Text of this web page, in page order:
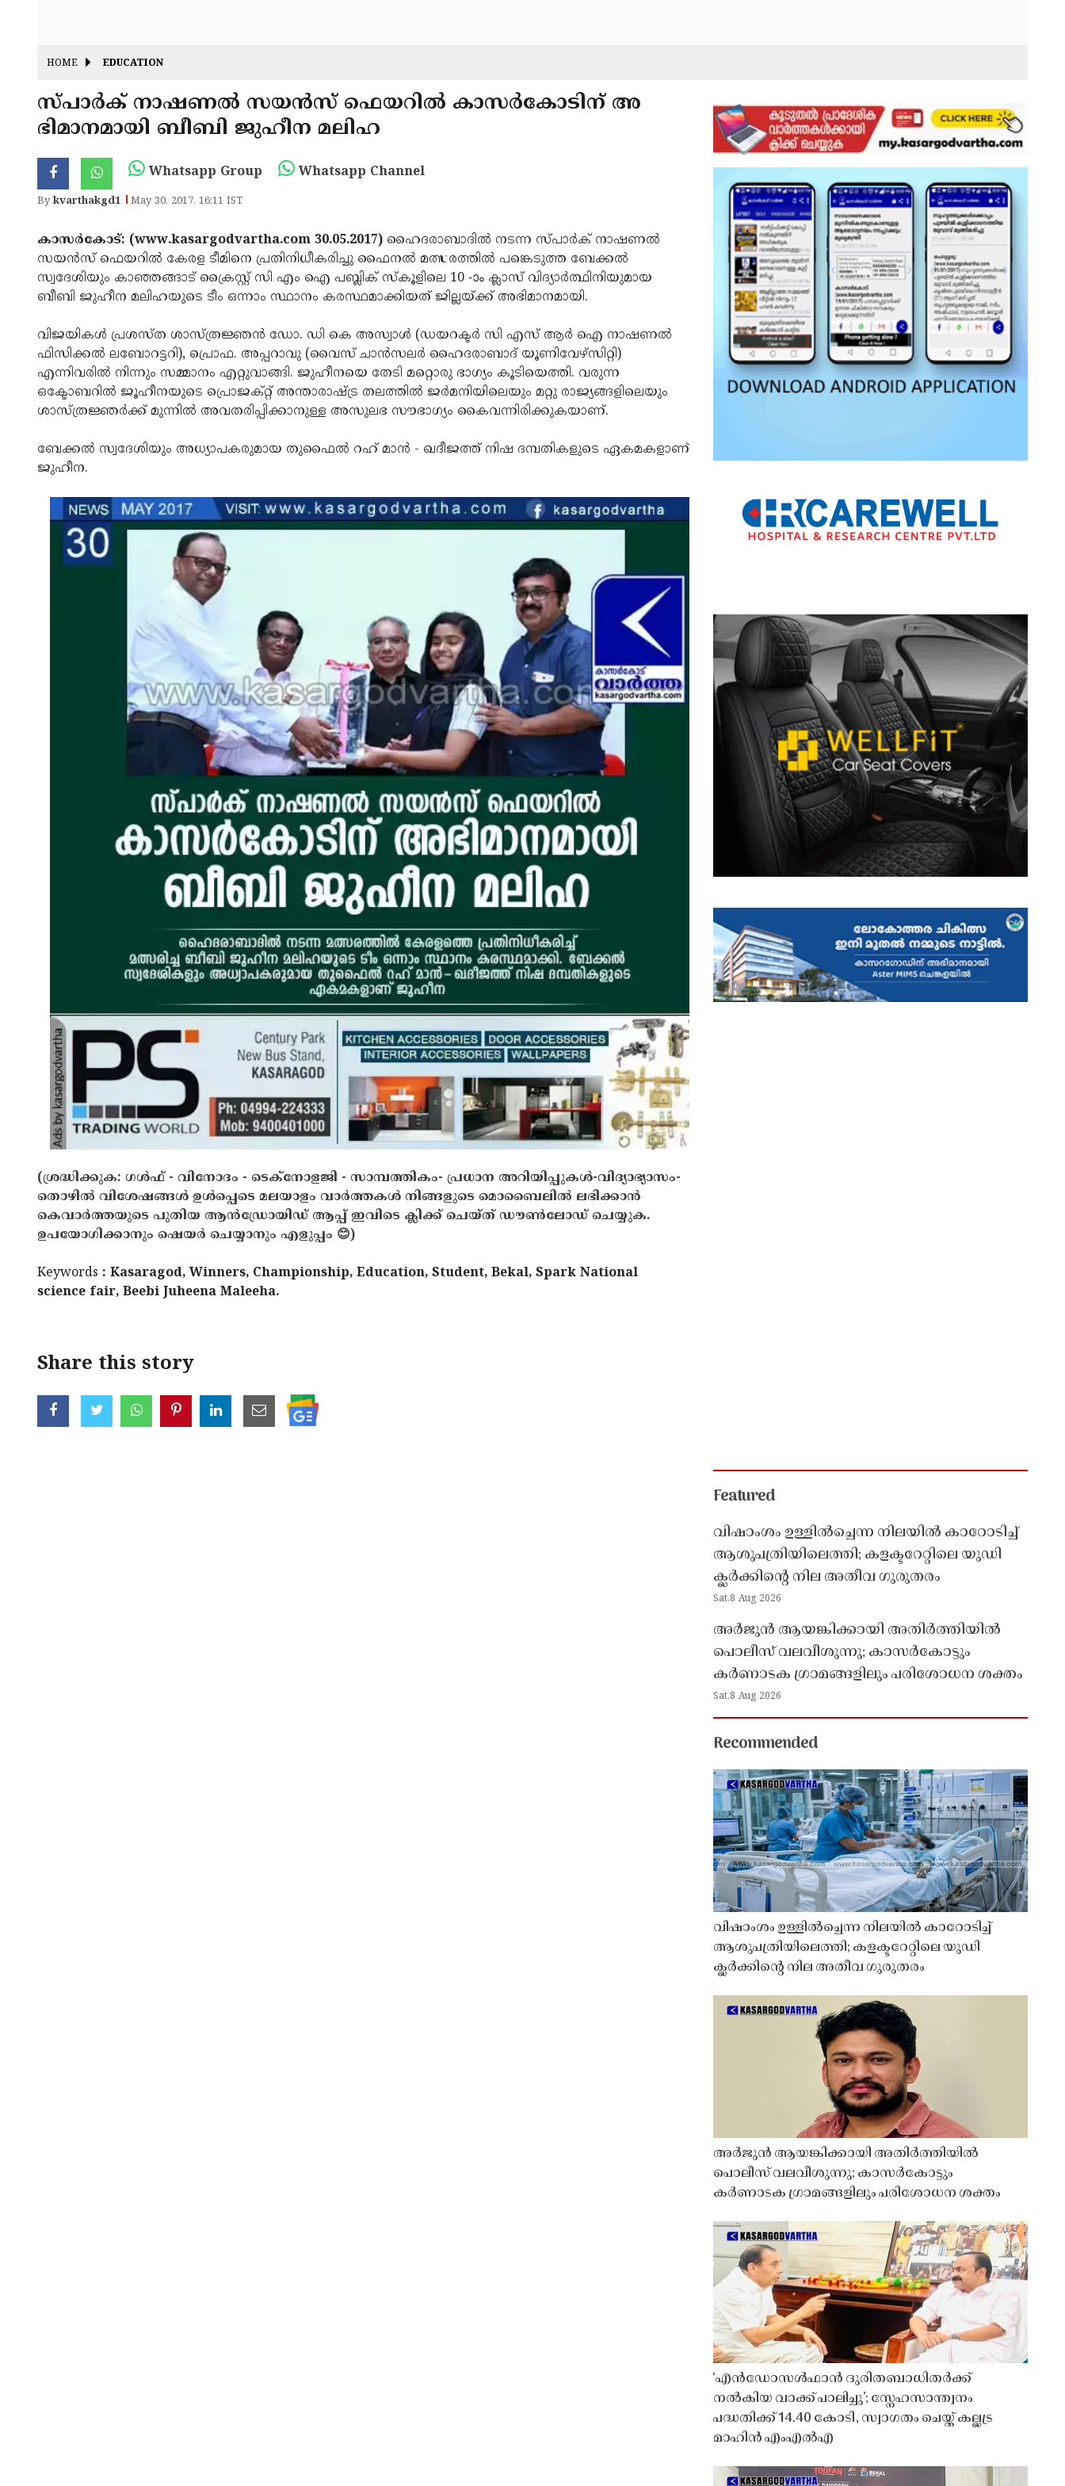
HOME EDUCATION
സ്പാര്‍ക് നാഷണല്‍ സയന്‍സ് ഫെയറില്‍ കാസര്‍കോടിന് അ
ഭിമാനമായി ബീബി ജുഹീന മലിഹ
Whatsapp Group Whatsapp Channel
Bykvarthakgd1 May 30, 2017, 16:11 IST
കാസര്‍കോട്: (www.kasargodvartha.com 30.05.2017) ഹൈദരാബാദില്‍ നടന്ന സ്പാര്‍ക് നാഷണല്‍
സയന്‍സ് ഫെയറില്‍ കേരള ടീമിനെ പ്രതിനിധീകരിച്ചു ഫൈനല്‍ മത്സരത്തില്‍ പങ്കെടുത്ത ബേക്കല്‍
സ്വദേശിയും കാഞ്ഞങ്ങാട് ക്രൈസ്റ്റ് സി എം ഐ പബ്ലിക് സ്‌കൂളിലെ 10 -ാം ക്ലാസ് വിദ്യാര്‍ത്ഥിനിയുമായ
ബീബി ജുഹീന മലിഹയുടെ ടീം ഒന്നാം സ്ഥാനം കരസ്ഥമാക്കിയത് ജില്ലയ്ക്ക് അഭിമാനമായി.
വിജയികള്‍ പ്രശസ്ത ശാസ്ത്രജ്ഞന്‍ ഡോ. ഡി കെ അസ്വാള്‍ (ഡയറക്ടര്‍ സി എസ് ആര്‍ ഐ നാഷണല്‍
ഫിസിക്കല്‍ ലബോറട്ടറി), പ്രൊഫ. അപ്പറാവു (വൈസ് ചാന്‍സലര്‍ ഹൈദരാബാദ് യൂണിവേഴ്‌സിറ്റി)
എന്നിവരില്‍ നിന്നും സമ്മാനം എറ്റുവാങ്ങി. ജുഹീനയെ തേടി മറ്റൊരു ഭാഗ്യം കൂടിയെത്തി. വരുന്ന
ഒക്ടോബറില്‍ ജൂഹീനയുടെ പ്രൊജക്റ്റ് അന്താരാഷ്ട്ര തലത്തില്‍ ജര്‍മനിയിലെയും മറ്റു രാജ്യങ്ങളിലെയും
ശാസ്ത്രജ്ഞര്‍ക്ക് മുന്നില്‍ അവതരിപ്പിക്കാനുള്ള അസുലഭ സൗഭാഗ്യം കൈവന്നിരിക്കുകയാണ്.
ബേക്കല്‍ സ്വദേശിയും അധ്യാപകരുമായ തുഫൈല്‍ റഹ് മാന്‍ - ഖദീജത്ത് നിഷ ദമ്പതികളുടെ ഏകമകളാണ്
ജുഹീന.
(ശ്രദ്ധിക്കുക: ഗൾഫ് - വിനോദം - ടെക്നോളജി - സാമ്പത്തികം- പ്രധാന അറിയിപ്പുകൾ-വിദ്യാഭ്യാസം-
തൊഴിൽ വിശേഷങ്ങൾ ഉൾപ്പെടെ മലയാളം വാർത്തകൾ നിങ്ങളുടെ മൊബൈലിൽ ലഭിക്കാൻ
കെവാർത്തയുടെ പുതിയ ആൻഡ്രോയിഡ് ആപ്പ് ഇവിടെ ക്ലിക്ക് ചെയ്ത് ഡൗൺലോഡ് ചെയ്യുക.
ഉപയോഗിക്കാനും ഷെയർ ചെയ്യാനും എളുപ്പം 😊)
Keywords : Kasaragod, Winners, Championship, Education, Student, Bekal, Spark National
science fair, Beebi Juheena Maleeha.
Share this story
Featured
വിഷാംശം ഉള്ളിൽച്ചെന്ന നിലയിൽ കാറോടിച്ച്
ആശുപത്രിയിലെത്തി; കളക്ടറേറ്റിലെ യുഡി
ക്ലർക്കിൻ്റെ നില അതീവ ഗുരുതരം
Sat,8 Aug 2026
അർജുൻ ആയങ്കിക്കായി അതിർത്തിയിൽ
പൊലീസ് വലവീശുന്നു; കാസർകോട്ടും
കർണാടക ഗ്രാമങ്ങളിലും പരിശോധന ശക്തം
Sat,8 Aug 2026
Recommended
വിഷാംശം ഉള്ളിൽച്ചെന്ന നിലയിൽ കാറോടിച്ച്
ആശുപത്രിയിലെത്തി; കളക്ടറേറ്റിലെ യുഡി
ക്ലർക്കിൻ്റെ നില അതീവ ഗുരുതരം
അർജുൻ ആയങ്കിക്കായി അതിർത്തിയിൽ
പൊലീസ് വലവീശുന്നു; കാസർകോട്ടും
കർണാടക ഗ്രാമങ്ങളിലും പരിശോധന ശക്തം
‘എൻഡോസൾഫാൻ ദുരിതബാധിതർക്ക്
നൽകിയ വാക്ക് പാലിച്ചു’; സ്നേഹസാന്ത്വനം
പദ്ധതിക്ക് 14.40 കോടി, സ്വാഗതം ചെയ്ത് കല്ലട്ര
മാഹിൻ എംഎൽഎ